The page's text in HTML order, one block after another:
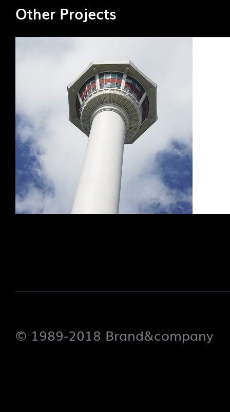
Other Projects
© 1989-2018 Brand&company